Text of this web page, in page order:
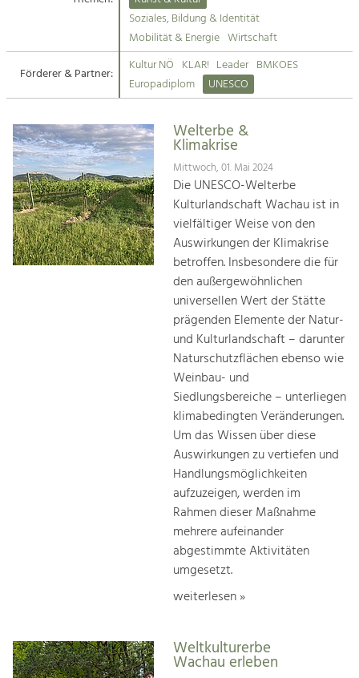
Suche
Impressum
Kontakt
Angebotsentwicklung und
Handwerk, Wissenschaft und Forschung.
Soziales, Bildung &
Identität
Gleichberechtigung, Jugend und
Integration
Mobilität & Energie
Klimawandel, öffentlicher Verkehr und
Steigerung regionaler Wertschöpfung
Soziales, Bildung & Identität
Mobilität & Energie Wirtschaft
Förderer & Partner:
Kultur NÖ KLAR! Leader BMKOES
Europadiplom
UNESCO
Welterbe &
Klimakrise
Mittwoch, 01. Mai 2024
Die UNESCO-Welterbe
Kulturlandschaft Wachau ist in
vielfältiger Weise von den
Auswirkungen der Klimakrise
betroffen. Insbesondere die für
den außergewöhnlichen
universellen Wert der Stätte
prägenden Elemente der Natur-
und Kulturlandschaft – darunter
Naturschutzflächen ebenso wie
Weinbau- und
Siedlungsbereiche – unterliegen
klimabedingten Veränderungen.
Um das Wissen über diese
Auswirkungen zu vertiefen und
Handlungsmöglichkeiten
aufzuzeigen, werden im
Rahmen dieser Maßnahme
mehrere aufeinander
abgestimmte Aktivitäten
umgesetzt.
weiterlesen »
Weltkulturerbe
Wachau erleben